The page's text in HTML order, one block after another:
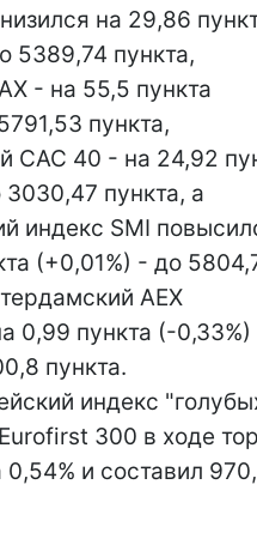
на 29,86
5389,74 пункта,
- на 55,5 пункта
пункта,
CAC 40 - на 24,92
пункта, а
индекс SMI
(+0,01%) - до
AEX
0,99 пункта (-0,33%)
пункта.
индекс
300 в ходе
0,54% и составил